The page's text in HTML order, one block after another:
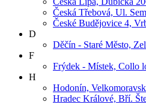
Česká Třebová, Ul.
České Budějovice 4,
D
Děčín - Staré Město,
F
Frýdek - Místek, Collo
H
Hodonín,
Hradec Králové, Bří.